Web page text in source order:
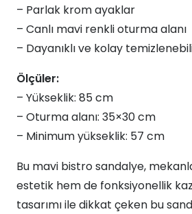
– Parlak krom ayaklar
– Canlı mavi renkli oturma alanı
– Dayanıklı ve kolay
Ölçüler:
– Yükseklik: 85 cm
– Oturma alanı: 35×30 cm
– Minimum yükseklik: 57 cm
Bu mavi bistro sandalye,
estetik hem de fonksiyonellik
tasarımı ile dikkat çeken bu